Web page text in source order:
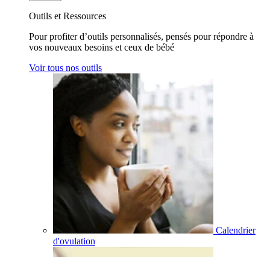
Outils et Ressources
Pour profiter d’outils personnalisés, pensés pour répondre à
vos nouveaux besoins et ceux de bébé
Voir tous nos outils
Calendrier
d'ovulation